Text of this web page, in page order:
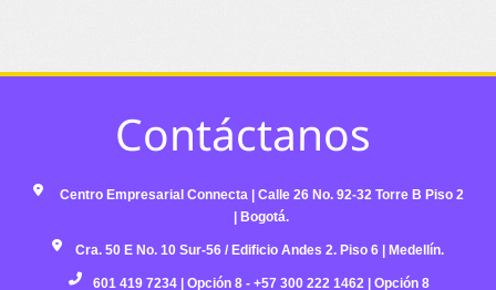
Contáctanos ​
Centro Empresarial Connecta | Calle 26 No. 92-32 Torre B Piso 2
| Bogotá.​
​Cra. 50 E No. 10 Sur-56 / Edificio Andes 2. Piso 6 | Medellín. ​
601 419 7234 | Opción 8​ - +57 300 222 1462 | Opción 8​